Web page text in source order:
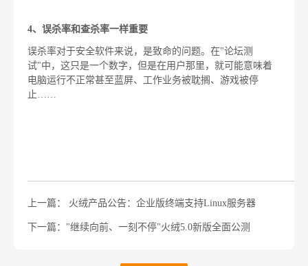
4、 误杀率和查杀率一样重要
误杀率对于安全软件来说，是致命的问题。在"论坛测
试"中，这只是一个数字，但是在用户那里，就可能意味着
电脑运行不正常甚至蓝屏、工作业务被耽搁、游戏被停
止……
上一篇： 火绒产品公告：企业版终端支持Linux服务器
下一篇："继续向前、一刻不停"火绒5.0新版全面公测